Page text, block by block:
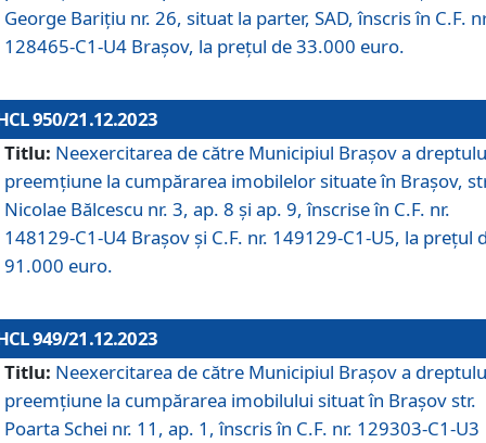
George Barițiu nr. 26, situat la parter, SAD, înscris în C.F.
128465-C1-U4 Brașov, la prețul de 33.000 euro.
950/21.12.2023
Titlu: Neexercitarea de către Municipiul Brașov a
preemțiune la cumpărarea imobilelor situate în Brașov,
Nicolae Bălcescu nr. 3, ap. 8 și ap. 9, înscrise în C.F. nr.
148129-C1-U4 Brașov și C.F. nr. 149129-C1-U5, la prețul
91.000 euro.
949/21.12.2023
Titlu: Neexercitarea de către Municipiul Brașov a
preemțiune la cumpărarea imobilului situat în Brașov str.
Poarta Schei nr. 11, ap. 1, înscris în C.F. nr. 129303-C1-U3